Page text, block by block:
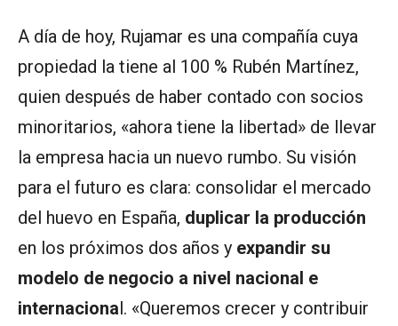
A día de hoy, Rujamar es una compañía cuya
propiedad la tiene al 100 % Rubén Martínez,
quien después de haber contado con socios
minoritarios, «ahora tiene la libertad» de llevar
la empresa hacia un nuevo rumbo. Su visión
para el futuro es clara: consolidar el mercado
del huevo en España, duplicar la producción
en los próximos dos años y expandir su
modelo de negocio a nivel nacional e
internacional. «Queremos crecer y contribuir